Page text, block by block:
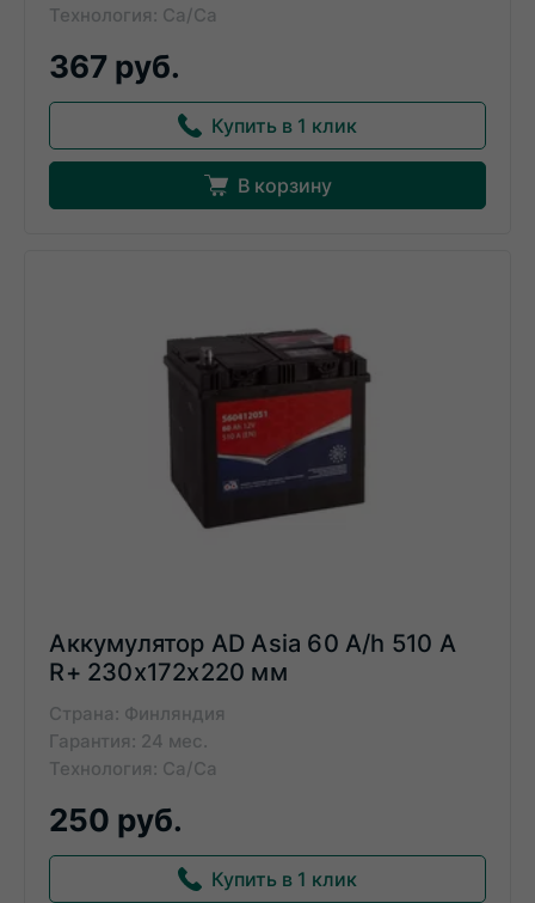
Технология: Ca/Ca
367 руб.
Купить в 1 клик
В корзину
Аккумулятор AD Asia 60 A/h 510 A
R+ 230x172x220 мм
Страна: Финляндия
Гарантия: 24 мес.
Технология: Ca/Ca
250 руб.
Купить в 1 клик